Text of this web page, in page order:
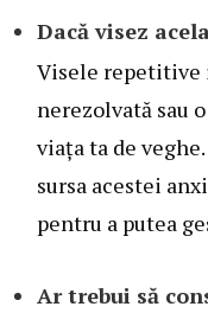
Dacă visez
Visele repetitive
nerezolvată sau
viața ta de
sursa acestei
pentru a putea
Ar trebui să